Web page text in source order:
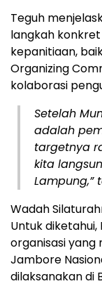
Teguh
langkah
kepanitiaan,
Organizing
kolaborasi
Setelah
adalah
targetnya
kita
Lampung,”
Wadah
​Untuk diketahui,
organisasi
Jambore
dilaksanakan di